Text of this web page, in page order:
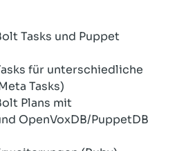
Tasks und Puppet
für unterschiedliche
Tasks)
Plans mit
OpenVoxDB/PuppetDB